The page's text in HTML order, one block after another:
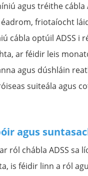
agus tréithe cábla
éadrom, friotaíocht
cábla optúil ADSS i
ar féidir leis
agus dúshláin
suiteála agus
agus
ról chábla ADSS
is féidir linn a ról